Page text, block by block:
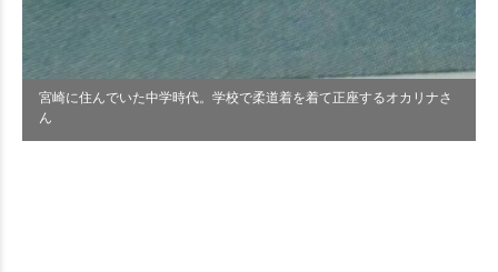
宮崎に住んでいた中学時代。学校で柔道着を着て正座するオカリナさ
ん